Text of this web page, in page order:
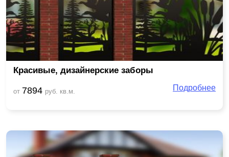
Красивые, дизайнерские заборы
от 7894 руб. кв.м. Подробнее